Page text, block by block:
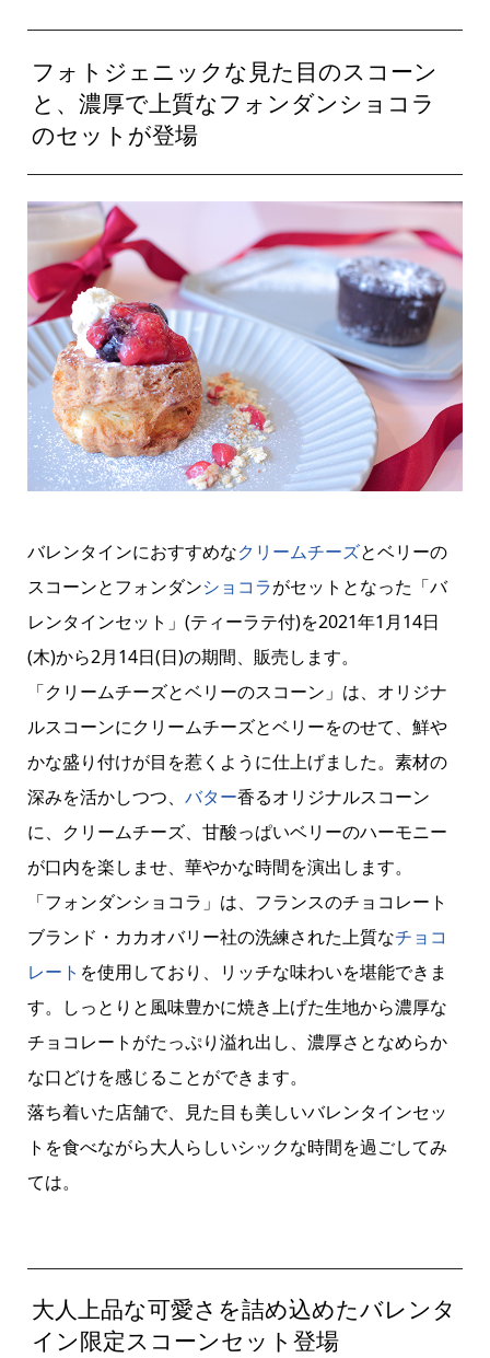
フォトジェニックな見た目のスコーン
と、濃厚で上質なフォンダンショコラ
のセットが登場
バレンタインにおすすめなクリームチーズとベリーの
スコーンとフォンダンショコラがセットとなった「バ
レンタインセット」(ティーラテ付)を2021年1月14日
(木)から2月14日(日)の期間、販売します。
「クリームチーズとベリーのスコーン」は、オリジナ
ルスコーンにクリームチーズとベリーをのせて、鮮や
かな盛り付けが目を惹くように仕上げました。素材の
深みを活かしつつ、 バター香るオリジナルスコーン
に、クリームチーズ、甘酸っぱいベリーのハーモニー
が口内を楽しませ、華やかな時間を演出します。
「フォンダンショコラ」は、フランスのチョコレート
ブランド・カカオバリー社の洗練された上質なチョコ
レート を使用しており、リッチな味わいを堪能できま
す。しっとりと風味豊かに焼き上げた生地から濃厚な
チョコレートがたっぷり溢れ出し、濃厚さとなめらか
な口どけを感じることができます。
落ち着いた店舗で、見た目も美しいバレンタインセッ
トを食べながら大人らしいシックな時間を過ごしてみ
ては。
大人上品な可愛さを詰め込めたバレンタ
イン限定スコーンセット登場